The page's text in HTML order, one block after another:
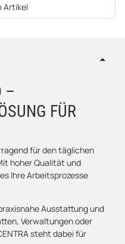
Artikel
–
FÜR
für den täglichen
hoher Qualität und
Ihre Arbeitsprozesse
Ausstattung und
Verwaltungen oder
steht dabei für